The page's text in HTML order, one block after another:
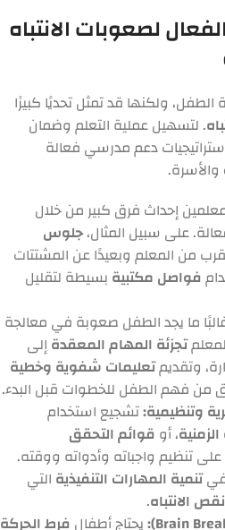
لصعوبات الانتباه
الطفل، ولكنها قد تمثل تحديًا كبيرًا
. لتسهيل عملية التعلم وضمان
دعم مدرسي فعالة
والأسرة.
إحداث فرق كبير من خلال
على سبيل المثال،جلوس
من المعلم وبعيدًا عن المشتتات
فواصل مكتبية بسيطة لتقليل
ما يجد الطفل صعوبة في معالجة
تجزئة المهام المعقدةإلى
وتقديمتعليمات شفوية وخطية
من فهم الطفل للخطوات قبل البدء.
وتنظيمية:تشجيع استخدام
، أو قوائم التحقق
تنظيم واجباته وأدواته ووقته.
فيتنمية المهارات التنفيذية التي
نقص الانتباه.
يحتاج أطفال فرط الحركة